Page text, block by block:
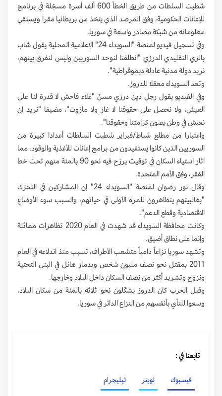
شطبت السلطات من طريق الخطأ 600 ألف أسرة مسجّلة في برنامج
للإعانات الحكومية، وفق المرصد الذي يتخذ من بريطانيا مقرا ويستقي
معلوماته من شبكة مصادر واسعة في سوريا.
وفي تسجيل فيديو لمنصة "السويداء 24" الإعلامية المحلية يقول شاب
بالزي التقليدي الدرزي "انطلقنا لنوحد السوريين وليس لنفرق بينهم،
نريد دولة مدنية عادلة ديموقراطية".
وتعد السويداء معقلا للدروز.
وفي الفيديو يقول رجل دين درزي مسنّ "غلاء فاحش لا قدرة لنا على
العيش، ولا نحصل على حقوقنا لا غاز ولا مازوت"، مضيفا "نريد ان
نعيش في وطن يصون كرامتنا وحقوقنا".
واعتبارا من مطلع شباط/فبراير شطبت السلطات أعدادا كبيرة من
السوريين الذين كانوا يستفيدون من برامج إعانات للأغذية والوقود، مما
اثار استياء السكان في توقيت يرزح فيه نحو 90 بالمئة منهم تحت خط
الفقر، وفق الأمم المتحدة.
وقال نور رضوان لمنصة "السويداء 24" إن المشاركين في التحرّك
"بغالبيتهم يتظاهرون للمرة الأولى في حياتهم، والسبب سوء الأوضاع
الاقتصادية وقطع الدعم".
وكانت محافظة السويداء قد شهدت في العام 2020 تظاهرات مماثلة
وإنما على نطاق أضيق.
وتشهد سوريا نزاعاً دامياً متشعب الأطراف، تسبب منذ اندلاعه في العام
2011 بمقتل نحو نصف مليون شخص وبدمار هائل في البنى التحتية
ونزوح وتشريد أكثر من نصف السكان داخل البلاد وخارجها.
وقبل الحرب كان الدروز يشكّلون نحو ثلاثة بالمئة من سكان البلاد،
وسعوا للنأي بأنفسهم من النزاع الدائر في سوريا.
تابعنا في :
فيسبوك تويتر تيليجرام